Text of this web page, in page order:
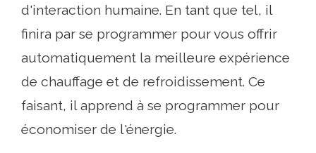
d'interaction humaine. En tant que tel, il
finira par se programmer pour vous offrir
automatiquement la meilleure expérience
de chauffage et de refroidissement. Ce
faisant, il apprend à se programmer pour
économiser de l'énergie.